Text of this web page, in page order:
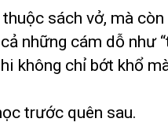
sách vở, mà
những cám dỗ như
không chỉ bớt khổ
trước quên sau.